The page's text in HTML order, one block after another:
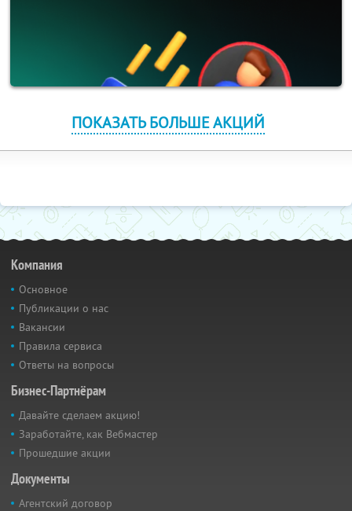
ПОКАЗАТЬ БОЛЬШЕ АКЦИЙ
Компания
Основное
Публикации о нас
Вакансии
Правила сервиса
Ответы на вопросы
Бизнес-Партнёрам
Давайте сделаем акцию!
Заработайте, как Вебмастер
Прошедшие акции
Документы
Агентский договор